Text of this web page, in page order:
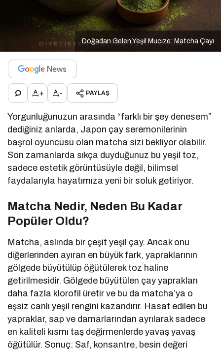
Doğadan Gelen Yeşil Mucize: Matcha Çayı
+ - PAYLAŞ
Yorgunluğunuzun arasında “farklı bir şey denesem”
dediğiniz anlarda, Japon çay seremonilerinin
başrol oyuncusu olan matcha sizi bekliyor olabilir.
Son zamanlarda sıkça duyduğunuz bu yeşil toz,
sadece estetik görüntüsüyle değil, bilimsel
faydalarıyla hayatımıza yeni bir soluk getiriyor.
Matcha Nedir, Neden Bu Kadar
Popüler Oldu?
Matcha, aslında bir çeşit yeşil çay. Ancak onu
diğerlerinden ayıran en büyük fark, yapraklarının
gölgede büyütülüp öğütülerek toz haline
getirilmesidir. Gölgede büyütülen çay yaprakları
daha fazla klorofil üretir ve bu da matcha’ya o
eşsiz canlı yeşil rengini kazandırır. Hasat edilen bu
yapraklar, sap ve damarlarından ayrılarak sadece
en kaliteli kısmı taş değirmenlerde yavaş yavaş
öğütülür. Sonuç: Saf, konsantre, besin değeri